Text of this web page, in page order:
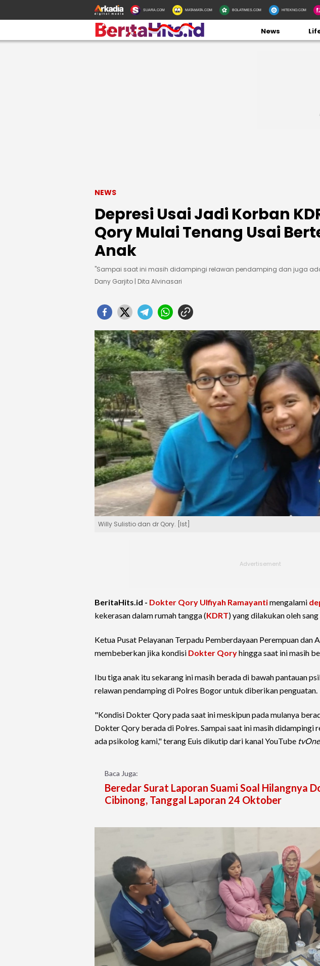
SUARA.COM MATAMATA.COM BOLATIMES.COM HITEKNO.COM
News
NEWS
Depresi Usai Jadi Korban
Qory Mulai Tenang Usai
Anak
"Sampai saat ini masih didampingi relawan pendamping dan juga
Dany Garjito | Dita Alvinasari
Willy Sulistio dan dr Qory. [Ist]
BeritaHits.id - Dokter Qory Ulfiyah Ramayantimengalami
kekerasan dalam rumah tangga (KDRT) yang dilakukan oleh
Ketua Pusat Pelayanan Terpadu Pemberdayaan Perempuan dan
membeberkan jika kondisi Dokter Qoryhingga saat ini masih
Ibu tiga anak itu sekarang ini masih berada di bawah pantauan
relawan pendamping di Polres Bogor untuk diberikan penguatan.
"Kondisi Dokter Qory pada saat ini meskipun pada mulanya
Dokter Qory berada di Polres. Sampai saat ini masih didampingi
ada psikolog kami," terang Euis dikutip dari kanal YouTube
Baca Juga:
Beredar Surat Laporan Suami Soal Hilangnya
Cibinong, Tanggal Laporan 24 Oktober